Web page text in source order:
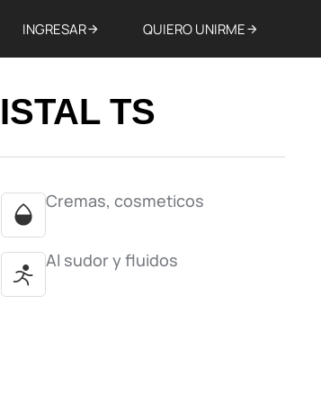
INGRESAR QUIERO UNIRME
TS
Cremas, cosmeticos
Al sudor y fluidos